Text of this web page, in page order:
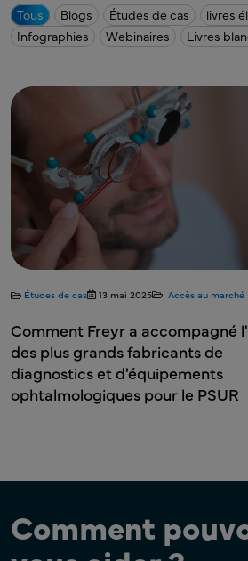
Tous Blogs Études de cas
livres
Infographies
Webinaires Livres
Études de cas 13 mai 2025 Accès au marché
Comment Freyr a accompagné
des plus grands fabricants de
diagnostics et d'équipements
ophtalmologiques pour le PSUR
Comment